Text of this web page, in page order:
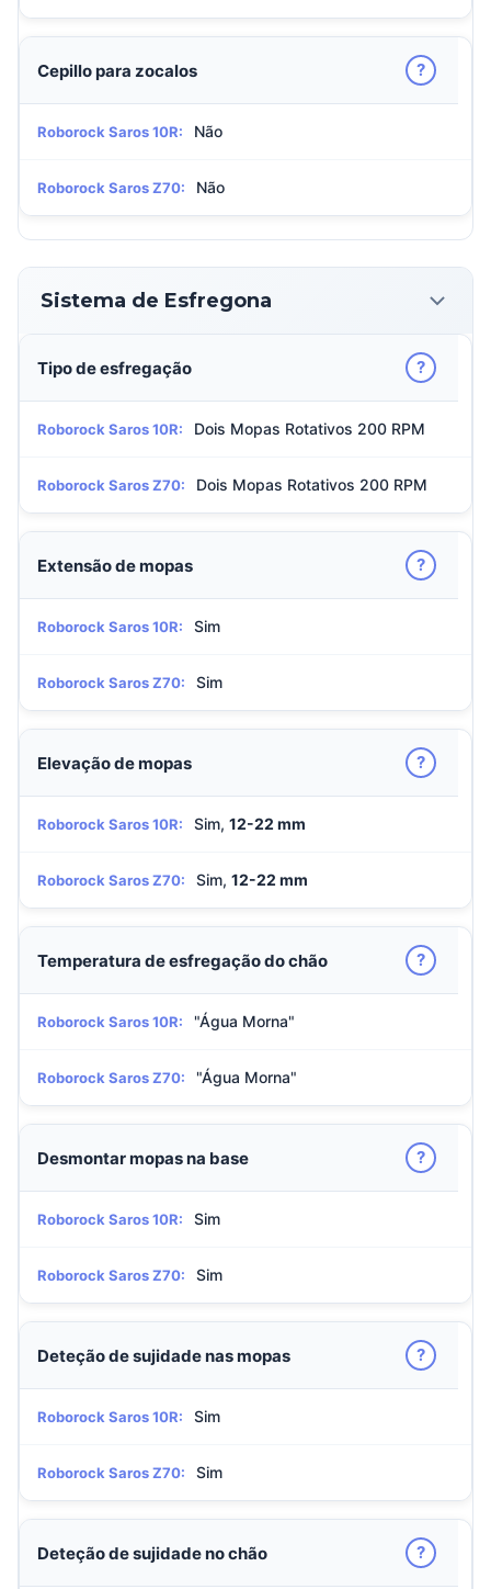
Cepillo para zocalos ?
Roborock Saros 10R: Não
Roborock Saros Z70: Não
Sistema de Esfregona
Tipo de esfregação ?
Roborock Saros 10R: Dois Mopas Rotativos 200 RPM
Roborock Saros Z70: Dois Mopas Rotativos 200 RPM
Extensão de mopas ?
Roborock Saros 10R: Sim
Roborock Saros Z70: Sim
Elevação de mopas ?
Roborock Saros 10R: Sim, 12-22 mm
Roborock Saros Z70: Sim, 12-22 mm
Temperatura de esfregação do chão ?
Roborock Saros 10R: "Água Morna"
Roborock Saros Z70: "Água Morna"
Desmontar mopas na base ?
Roborock Saros 10R: Sim
Roborock Saros Z70: Sim
Deteção de sujidade nas mopas ?
Roborock Saros 10R: Sim
Roborock Saros Z70: Sim
Deteção de sujidade no chão ?